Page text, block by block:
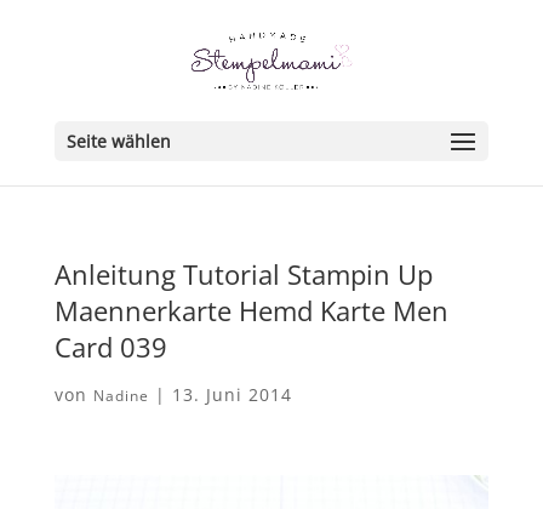
Seite wählen
Anleitung Tutorial Stampin Up
Maennerkarte Hemd Karte Men
Card 039
von Nadine | 13. Juni 2014